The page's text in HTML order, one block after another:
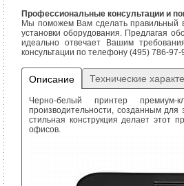
Профессиональные консультации и
Мы поможем Вам сделать правильный
установки оборудования. Предлагая
идеально отвечает Вашим
консультации по телефону (495) 786-97-
Описание Технические
Черно-белый принтер премиум-
производительности, созданным
стильная конструкция делает
офисов.